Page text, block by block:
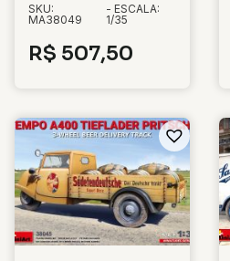
SKU:
MA38049
- ESCALA:
1/35
R$ 507,50